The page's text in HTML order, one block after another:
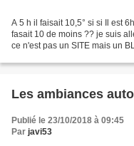
A 5 h il faisait 10,5° si si Il est
fasait 10 de moins ?? je suis
ce n'est pas un SITE mais un
Les ambiances
Publié le 23/10/2018 à 09:45
Par javi53